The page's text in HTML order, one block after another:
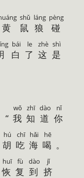
黄 鼠
shǔ
狼
láng
碰
pèng
白
bái
了
le
这
zhè
是
shì
“ 我
wǒ
知
zhī
道
dào
你
nǐ
胡
hú
吃
chī
海
hǎi
喝
hē
。
恢
huī
复
fù
到
dào
挤
jǐ